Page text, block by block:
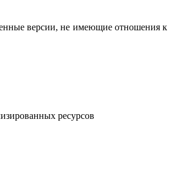
версии, не имеющие отношения к
ресурсов